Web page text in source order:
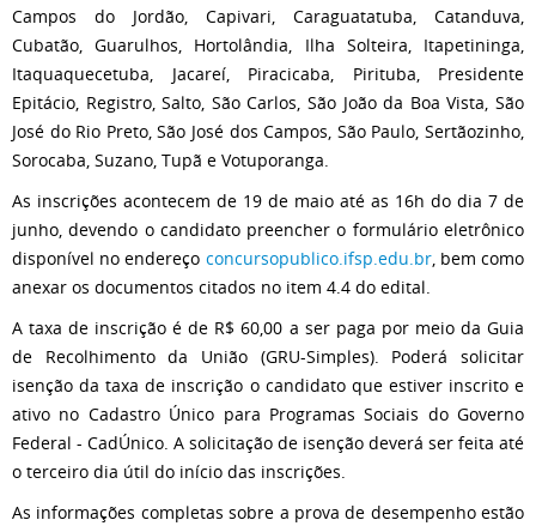
Campos do Jordão, Capivari, Caraguatatuba, Catanduva,
Cubatão, Guarulhos, Hortolândia, Ilha Solteira, Itapetininga,
Itaquaquecetuba, Jacareí, Piracicaba, Pirituba, Presidente
Epitácio, Registro, Salto, São Carlos, São João da Boa Vista, São
José do Rio Preto, São José dos Campos, São Paulo, Sertãozinho,
Sorocaba, Suzano, Tupã e Votuporanga.
As inscrições acontecem de 19 de maio até as 16h do dia 7 de
junho, devendo o candidato preencher o formulário eletrônico
disponível no endereço concursopublico.ifsp.edu.br, bem como
anexar os documentos citados no item 4.4 do edital.
A taxa de inscrição é de R$ 60,00 a ser paga por meio da Guia
de Recolhimento da União (GRU-Simples). Poderá solicitar
isenção da taxa de inscrição o candidato que estiver inscrito e
ativo no Cadastro Único para Programas Sociais do Governo
Federal - CadÚnico. A solicitação de isenção deverá ser feita até
o terceiro dia útil do início das inscrições.
As informações completas sobre a prova de desempenho estão